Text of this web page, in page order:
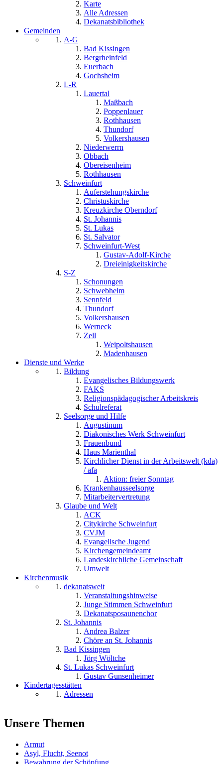
Karte
Alle Adressen
Dekanatsbibliothek
Gemeinden
A-G
Bad Kissingen
Bergrheinfeld
Euerbach
Gochsheim
L-R
Lauertal
Maßbach
Poppenlauer
Rothhausen
Thundorf
Volkershausen
Niederwerrn
Obbach
Obereisenheim
Rothhausen
Schweinfurt
Auferstehungskirche
Christuskirche
Kreuzkirche Oberndorf
St. Johannis
St. Lukas
St. Salvator
Schweinfurt-West
Gustav-Adolf-Kirche
Dreieinigkeitskirche
S-Z
Schonungen
Schwebheim
Sennfeld
Thundorf
Volkershausen
Werneck
Zell
Weipoltshausen
Madenhausen
Dienste und Werke
Bildung
Evangelisches Bildungswerk
FAKS
Religionspädagogischer Arbeitskreis
Schulreferat
Seelsorge und Hilfe
Augustinum
Diakonisches Werk Schweinfurt
Frauenbund
Haus Marienthal
Kirchlicher Dienst in der Arbeitswelt (kda)
/ afa
Aktion: freier Sonntag
Krankenhausseelsorge
Mitarbeitervertretung
Glaube und Welt
ACK
Citykirche Schweinfurt
CVJM
Evangelische Jugend
Kirchengemeindeamt
Landeskirchliche Gemeinschaft
Umwelt
Kirchenmusik
dekanatsweit
Veranstaltungshinweise
Junge Stimmen Schweinfurt
Dekanatsposaunenchor
St. Johannis
Andrea Balzer
Chöre an St. Johannis
Bad Kissingen
Jörg Wöltche
St. Lukas Schweinfurt
Gustav Gunsenheimer
Kindertagesstätten
Adressen
Unsere Themen
Armut
Asyl, Flucht, Seenot